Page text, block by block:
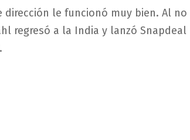
dirección le funcionó muy bien. Al
regresó a la India y lanzó Snapdeal